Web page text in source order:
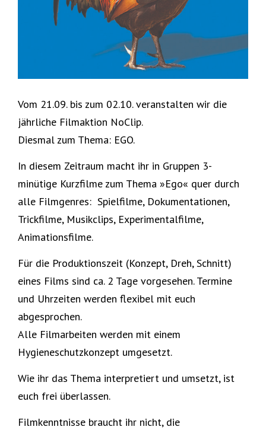
Vom 21.09. bis zum 02.10. veranstalten wir die
jährliche Filmaktion NoClip.
Diesmal zum Thema: EGO.
In diesem Zeitraum macht ihr in Gruppen 3-
minütige Kurzfilme zum Thema »Ego« quer durch
alle Filmgenres: Spielfilme, Dokumentationen,
Trickfilme, Musikclips, Experimentalfilme,
Animationsfilme.
Für die Produktionszeit (Konzept, Dreh, Schnitt)
eines Films sind ca. 2 Tage vorgesehen. Termine
und Uhrzeiten werden flexibel mit euch
abgesprochen.
Alle Filmarbeiten werden mit einem
Hygieneschutzkonzept umgesetzt.
Wie ihr das Thema interpretiert und umsetzt, ist
euch frei überlassen.
Filmkenntnisse braucht ihr nicht, die